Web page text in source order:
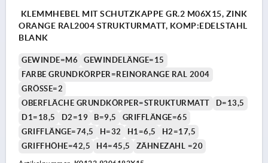
KLEMMHEBEL MIT SCHUTZKAPPE GR.2 M06X15, ZINK
ORANGE RAL2004 STRUKTURMATT, KOMP:EDELSTAHL
BLANK
GEWINDE=M6
GEWINDELÄNGE=15
FARBE GRUNDKÖRPER=REINORANGE RAL 2004
GRÖSSE=2
OBERFLÄCHE GRUNDKÖRPER=STRUKTURMATT
D=13,5
D1=18,5
D2=19 B=9,5
GRIFFLÄNGE=65
GRIFFLÄNGE=74,5
H=32 H1=6,5
H2=17,5
GRIFFHÖHE=42,5
H4=45,5 ZÄHNEZAHL =20